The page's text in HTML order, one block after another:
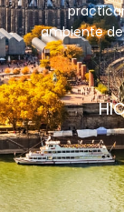
ambiente